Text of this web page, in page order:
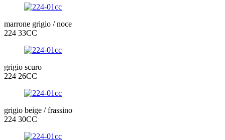
marrone grigio / noce
224 33CC
grigio scuro
224 26CC
grigio beige / frassino
224 30CC